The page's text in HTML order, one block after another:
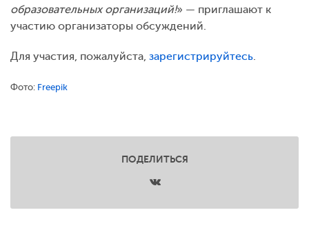
образовательных организаций!» — приглашают к
участию организаторы обсуждений.
Для участия, пожалуйста, зарегистрируйтесь.
Фото: Freepik
ПОДЕЛИТЬСЯ